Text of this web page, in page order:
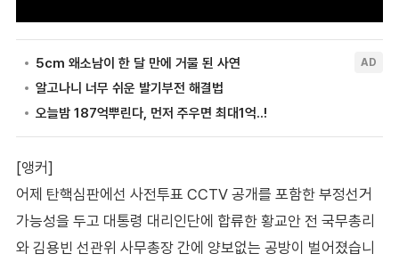
[앵커]
어제 탄핵심판에선 사전투표 CCTV 공개를 포함한 부정선거
가능성을 두고 대통령 대리인단에 합류한 황교안 전 국무총리
와 김용빈 선관위 사무총장 간에 양보없는 공방이 벌어졌습니